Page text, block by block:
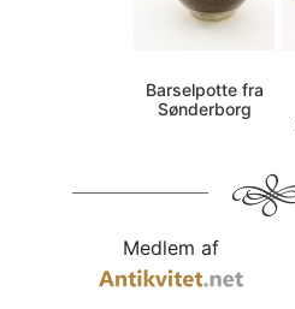
Barselpotte fra
Sønderborg
Medlem af